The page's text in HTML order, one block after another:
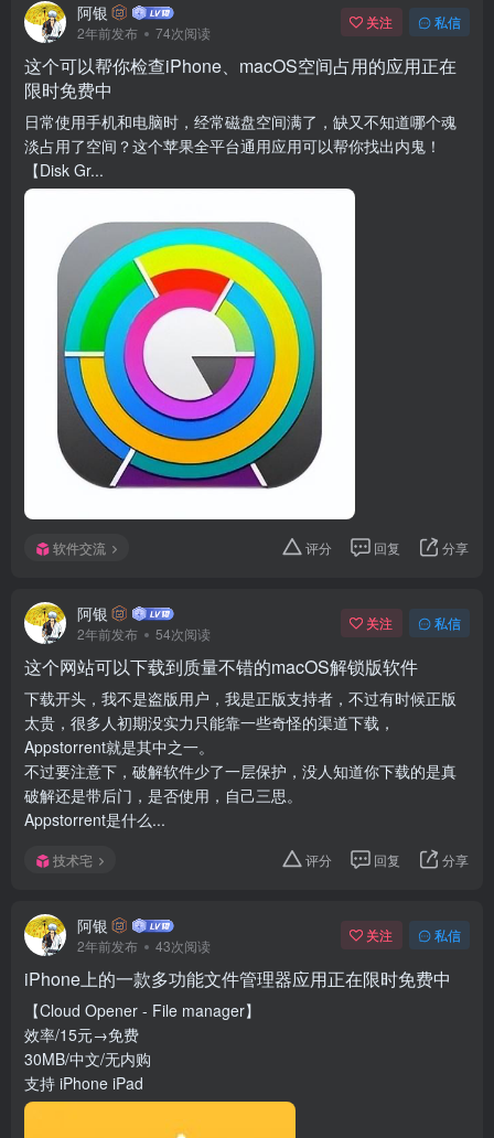
阿银
2年前发布 74次阅读
关注 私信
这个可以帮你检查iPhone、macOS空间占用的应用正在
限时免费中
日常使用手机和电脑时，经常磁盘空间满了，缺又不知道哪个魂
淡占用了空间？这个苹果全平台通用应用可以帮你找出内鬼！
【Disk Gr...
软件交流 评分 回复 分享
阿银
2年前发布 54次阅读
关注 私信
这个网站可以下载到质量不错的macOS解锁版软件
下载开头，我不是盗版用户，我是正版支持者，不过有时候正版
太贵，很多人初期没实力只能靠一些奇怪的渠道下载，
Appstorrent就是其中之一。
不过要注意下，破解软件少了一层保护，没人知道你下载的是真
破解还是带后门，是否使用，自己三思。
Appstorrent是什么...
技术宅 评分 回复 分享
阿银
2年前发布 43次阅读
关注 私信
iPhone上的一款多功能文件管理器应用正在限时免费中
【Cloud Opener - File manager】
效率/15元→免费
30MB/中文/无内购
支持 iPhone iPad